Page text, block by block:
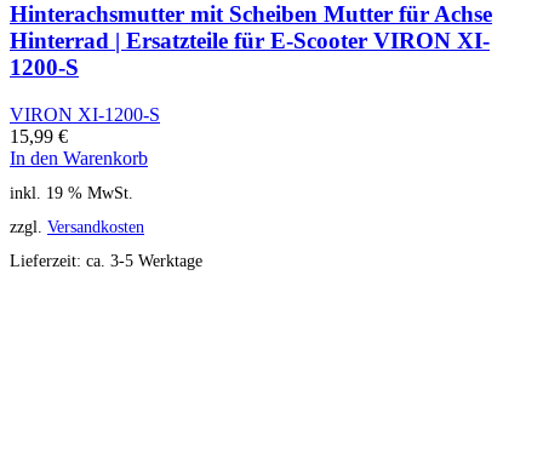
Hinterachsmutter mit Scheiben Mutter für Achse
Hinterrad | Ersatzteile für E-Scooter VIRON XI-
1200-S
VIRON XI-1200-S
15,99 €
In den Warenkorb
inkl. 19 % MwSt.
zzgl. Versandkosten
Lieferzeit: ca. 3-5 Werktage